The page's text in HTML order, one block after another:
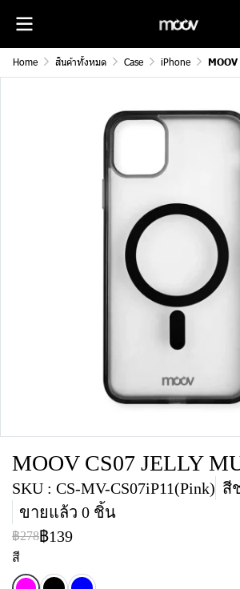
Home สินค้าทั้งหมด Case iPhone
MOOV CS07 JELLY
SKU : CS-MV-CS07iP11(Pink) สี
ขายแล้ว 0 ชิ้น
฿278฿139
สี